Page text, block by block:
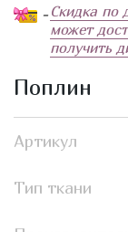
- Скидка по
может
получить
Поплин
Артикул
Тип ткани